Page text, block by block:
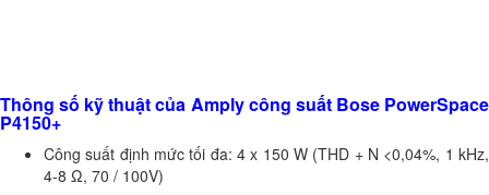
Thông số kỹ thuật của Amply công suất Bose PowerSpace
P4150+
Công suất định mức tối đa: 4 x 150 W (THD + N <0,04%, 1 kHz,
4-8 Ω, 70 / 100V)